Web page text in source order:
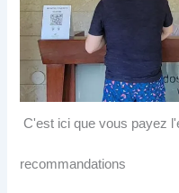
C'est ici que vous payez
recommandations